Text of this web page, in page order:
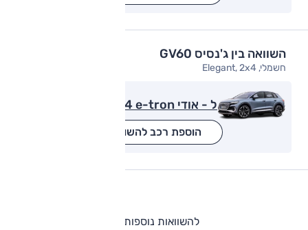
השוואה בין ג'נסיס GV60
חשמלי, Elegant, 2x4
ל - אודי Q4 e-tron
הוספת רכב להשוואה
להשוואות נוספות